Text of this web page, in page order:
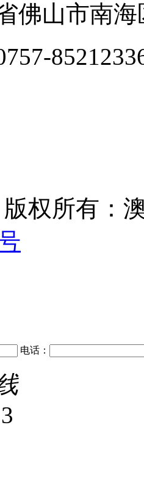
佛山市南
版权所有
电话：